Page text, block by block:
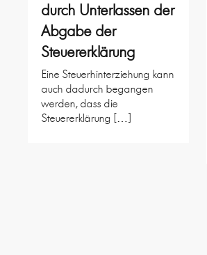
durch Unterlassen der
Abgabe der
Steuererklärung
Eine Steuerhinterziehung kann
auch dadurch begangen
werden, dass die
Steuererklärung […]